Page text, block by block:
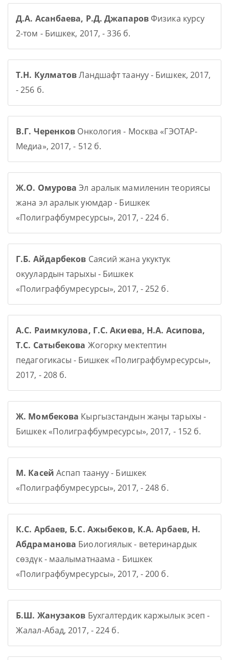
Д.А. Асанбаева, Р.Д. ДжапаровФизика курсу
2-том - Бишкек, 2017, - 336 б.
Т.Н. КулматовЛандшафт таануу - Бишкек, 2017,
- 256 б.
В.Г. Черенков Онкология - Москва «ГЭОТАР-
Медиа», 2017, - 512 б.
Ж.О. Омурова Эл аралык мамиленин теориясы
жана эл аралык уюмдар - Бишкек
«Полиграфбумресурсы», 2017, - 224 б.
Г.Б. Айдарбеков Саясий жана укуктук
окуулардын тарыхы - Бишкек
«Полиграфбумресурсы», 2017, - 252 б.
А.С. Раимкулова, Г.С. Акиева, Н.А. Асипова,
Т.С. Сатыбекова Жогорку мектептин
педагогикасы - Бишкек «Полиграфбумресурсы»,
2017, - 208 б.
Ж. Момбекова Кыргызстандын жаңы тарыхы -
Бишкек «Полиграфбумресурсы», 2017, - 152 б.
М. Касей Аспап таануу - Бишкек
«Полиграфбумресурсы», 2017, - 248 б.
К.С. Арбаев, Б.С. Ажыбеков, К.А. Арбаев, Н.
Абдраманова Биологиялык - ветеринардык
сөздүк - маалыматнаама - Бишкек
«Полиграфбумресурсы», 2017, - 200 б.
Б.Ш. Жанузаков Бухгалтердик каржылык эсеп -
Жалал-Абад, 2017, - 224 б.